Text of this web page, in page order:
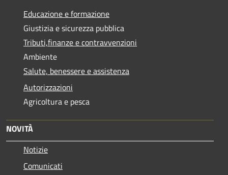
Educazione e formazione
Giustizia e sicurezza pubblica
Tributi,finanze e contravvenzioni
Ambiente
Salute, benessere e assistenza
Autorizzazioni
Agricoltura e pesca
NOVITÀ
Notizie
Comunicati